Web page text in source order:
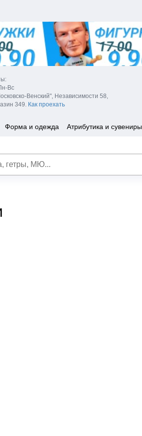
Вс
Венский", Независимости 58,
349. Как проехать
Форма и одежда Атрибутика и сувениры